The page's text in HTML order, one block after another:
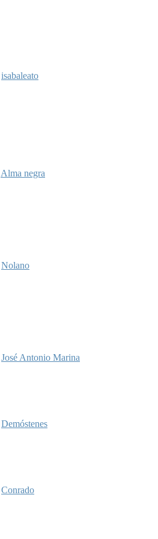
isabaleato
Alma negra
Nolano
José Antonio Marina
Demóstenes
Conrado